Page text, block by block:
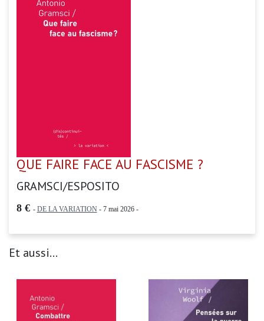
QUE FAIRE FACE AU FASCISME ?
GRAMSCI/ESPOSITO
8 € - DE LA VARIATION- 7 mai 2026 -
Et aussi...